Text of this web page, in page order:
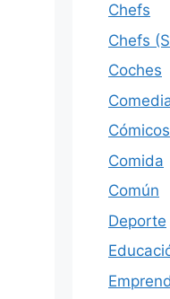
Chefs
Chefs
Coches
Cómicos
Comida
Común
Deporte